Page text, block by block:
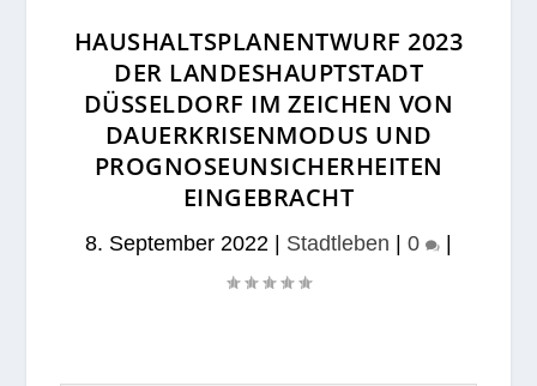
HAUSHALTSPLANENTWURF 2023
DER LANDESHAUPTSTADT
DÜSSELDORF IM ZEICHEN VON
DAUERKRISENMODUS UND
PROGNOSEUNSICHERHEITEN
EINGEBRACHT
8. September 2022 Stadtleben 0